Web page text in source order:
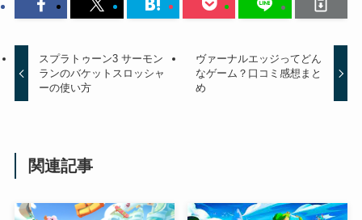
スプラトゥーン3 サーモン
ランのバケットスロッシャ
ーの使い方
ヴァーナルエッジってどん
なゲーム？口コミ感想まと
め
関連記事